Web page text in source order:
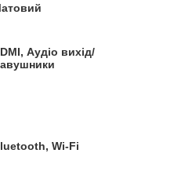
Аудіо вихід/
Wi-Fi